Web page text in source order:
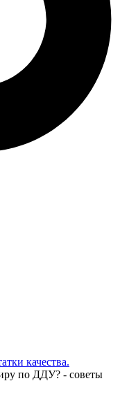
качества.
по ДДУ? - советы